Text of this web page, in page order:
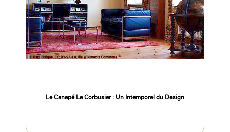
Le Canapé Le Corbusier : Un Intemporel du Design